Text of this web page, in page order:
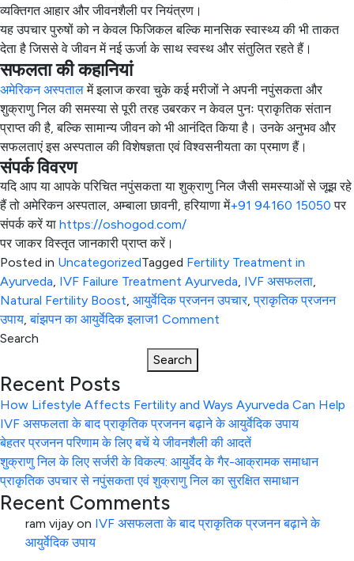
व्यक्तिगत आहार और जीवनशैली पर नियंत्रण।
यह उपचार पुरुषों को न केवल फिजिकल बल्कि मानसिक स्वास्थ्य की भी ताकत
देता है जिससे वे जीवन में नई ऊर्जा के साथ स्वस्थ और संतुलित रहते हैं।​
सफलता की कहानियां
अमेरिकन अस्पतालमें इलाज करवा चुके कई मरीजों ने अपनी नपुंसकता और
शुक्राणु निल की समस्या से पूरी तरह उबरकर न केवल पुनः प्राकृतिक संतान
प्राप्त की है, बल्कि सामान्य जीवन को भी आनंदित किया है। उनके अनुभव और
सफलताएं इस अस्पताल की विशेषज्ञता एवं विश्वसनीयता का प्रमाण हैं।​
संपर्क विवरण
यदि आप या आपके परिचित नपुंसकता या शुक्राणु निल जैसी समस्याओं से जूझ रहे
हैं तो अमेरिकन अस्पताल, अम्बाला छावनी, हरियाणा में+91 94160 15050पर
संपर्क करें या https://oshogod.com/
पर जाकर विस्तृत जानकारी प्राप्त करें।​
Posted in UncategorizedTagged Fertility Treatment in
Ayurveda, IVF Failure Treatment Ayurveda, IVF असफलता,
Natural Fertility Boost, आयुर्वेदिक प्रजनन उपचार,प्राकृतिक प्रजनन
उपाय,बांझपन का आयुर्वेदिक इलाज1 Comment
प्राकृतिक
प्रजनन
बढ़ाने
के
आयुर्वेदिक
Search
Search
Recent Posts
How Lifestyle Affects Fertility and Ways Ayurveda Can Help
IVF असफलता के बाद प्राकृतिक प्रजनन बढ़ाने के आयुर्वेदिक उपाय
बेहतर प्रजनन परिणाम के लिए बचें ये जीवनशैली की आदतें
शुक्राणु निल के लिए सर्जरी के विकल्प: आयुर्वेद के गैर-आक्रामक समाधान
प्राकृतिक उपचार से नपुंसकता एवं शुक्राणु निल का सुरक्षित समाधान
Recent Comments
ram vijay on IVF असफलता के बाद प्राकृतिक प्रजनन बढ़ाने के
आयुर्वेदिक उपाय